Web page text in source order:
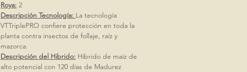
Roya: 2
Descripción Tecnología: La tecnología
VTTriplePRO confiere protección en toda la
planta contra insectos de follaje, raíz y
mazorca.
Descripción del Hibrido: Híbrido de maíz de
alto potencial con 120 días de Madurez